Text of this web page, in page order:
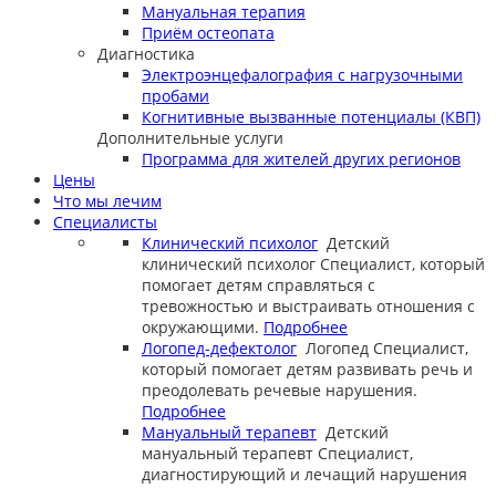
Мануальная терапия
Приём остеопата
Диагностика
Электроэнцефалография с нагрузочными
пробами
Когнитивные вызванные потенциалы (КВП)
Дополнительные услуги
Программа для жителей других регионов
Цены
Что мы лечим
Специалисты
Клинический психолог Детский
клинический психолог Специалист, который
помогает детям справляться с
тревожностью и выстраивать отношения с
окружающими. Подробнее
Логопед-дефектолог Логопед Специалист,
который помогает детям развивать речь и
преодолевать речевые нарушения.
Подробнее
Мануальный терапевт Детский
мануальный терапевт Специалист,
диагностирующий и лечащий нарушения